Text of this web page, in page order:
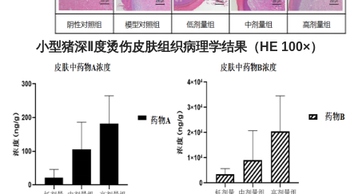
小型猪深Ⅱ度烫伤皮肤组织病理学结果（ HE 100×）